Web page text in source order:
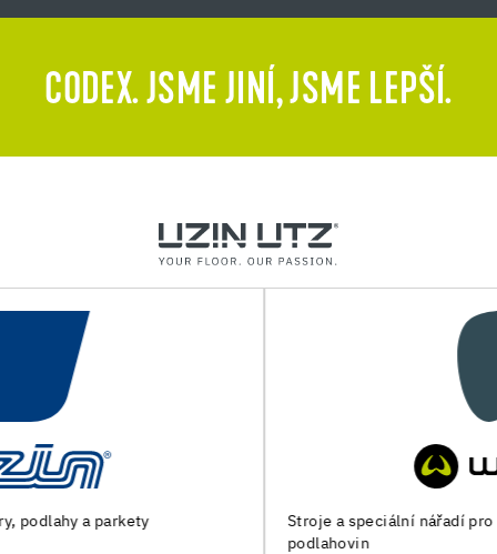
CODEX. JSME JINÍ, JSME LEPŠÍ.
Stroje a speciální nářadí pro přípravu podkladu a pokládku